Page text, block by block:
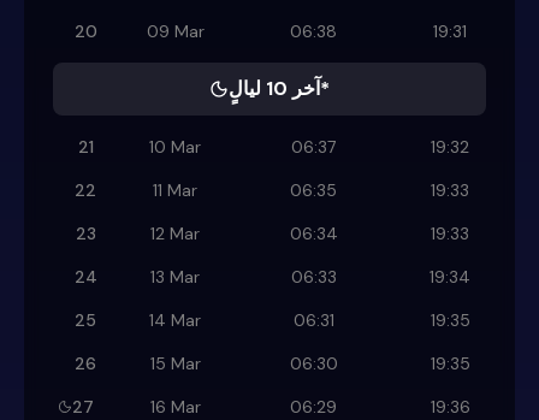
20
09 Mar 06:38 19:31
آخر 10 ليالٍ*
21 10 Mar 06:37
19:32
22
11 Mar 06:35
19:33
23
12 Mar 06:34
19:33
24
13 Mar 06:33
19:34
25
14 Mar 06:31
19:35
26
15 Mar 06:30
19:35
27
16 Mar 06:29
19:36